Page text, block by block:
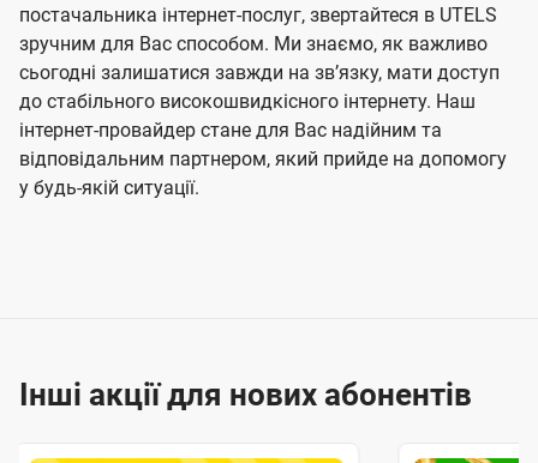
постачальника інтернет-послуг, звертайтеся в UTELS
зручним для Вас способом. Ми знаємо, як важливо
сьогодні залишатися завжди на звʼязку, мати доступ
до стабільного високошвидкісного інтернету. Наш
інтернет-провайдер стане для Вас надійним та
відповідальним партнером, який прийде на допомогу
у будь-якій ситуації.
Інші акції для нових абонентів